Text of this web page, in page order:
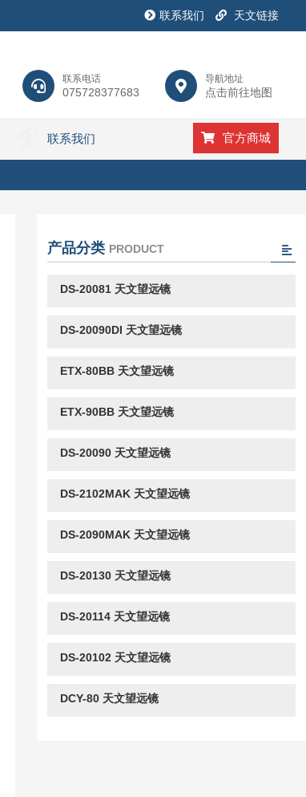
联系我们 天文链接
联系电话
075728377683
导航地址
点击前往地图
联系我们 官方商城
产品分类 PRODUCT
DS-20081 天文望远镜
DS-20090DI 天文望远镜
ETX-80BB 天文望远镜
ETX-90BB 天文望远镜
DS-20090 天文望远镜
DS-2102MAK 天文望远镜
DS-2090MAK 天文望远镜
DS-20130 天文望远镜
DS-20114 天文望远镜
DS-20102 天文望远镜
DCY-80 天文望远镜